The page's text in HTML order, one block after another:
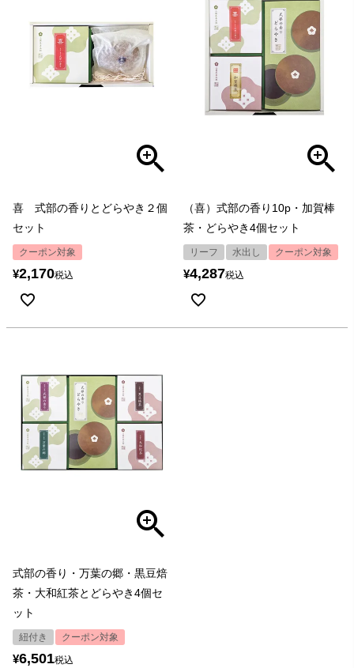
喜 式部の香りとどらやき２個
セット
クーポン対象
¥2,170税込
（喜）式部の香り10p・加賀棒
茶・どらやき4個セット
リーフ 水出し クーポン対象
¥4,287税込
式部の香り・万葉の郷・黒豆焙
茶・大和紅茶とどらやき4個セ
ット
紐付き クーポン対象
¥6,501税込